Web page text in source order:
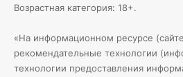
Возрастная категория: 18+.
«На информационном ресурсе
рекомендательные технологии
технологии предоставления